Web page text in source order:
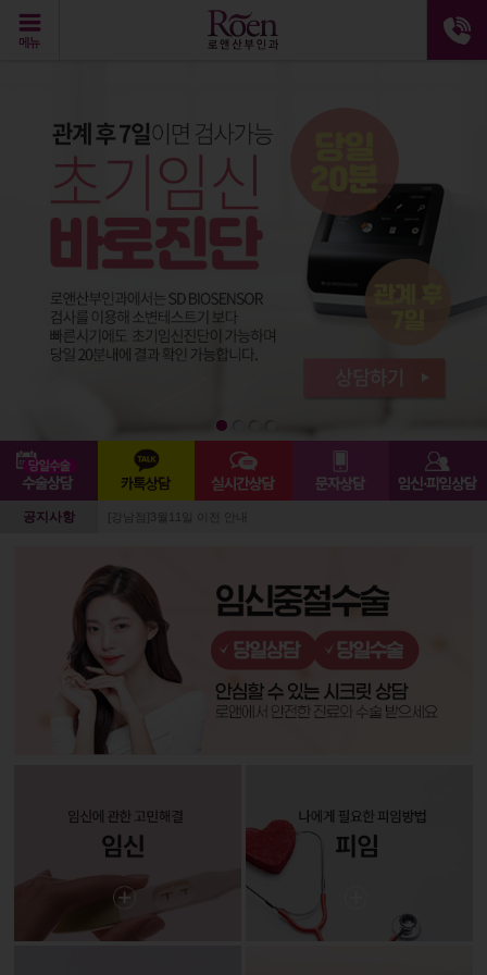
공지사항 [강남점]3월11일 이전 안내